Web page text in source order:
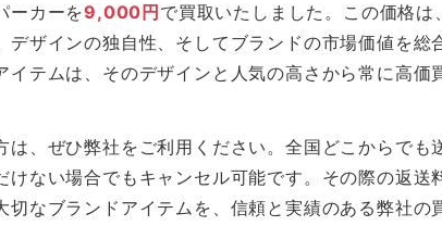
ーカーを9,000円 で買取いたしました。この価格は、
ザインの独自性、そしてブランドの市場価値を総
テムは、そのデザインと人気の高さから常に高価
は、ぜひ弊社をご利用ください。全国どこからで
ない場合でもキャンセル可能です。その際の返
切なブランドアイテムを、信頼と実績のある弊社